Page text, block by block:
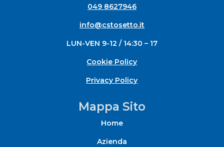
049 8627946
info@cstosetto.it
LUN-VEN 9-12 / 14:30 – 17
Cookie Policy
Privacy Policy
Mappa Sito
Home
Azienda